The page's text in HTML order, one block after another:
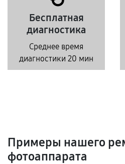
Бесплатная
диагностика
Среднее время
диагностики 20 мин
Примеры нашего
фотоаппарата